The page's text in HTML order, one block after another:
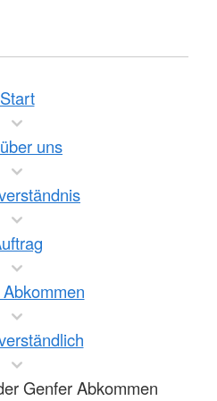
Start
uns
Genfer Abkommen